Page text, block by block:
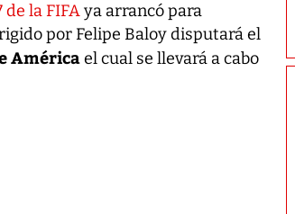
de la FIFAya arrancó para
por Felipe Baloy disputará el
Américael cual se llevará a cabo